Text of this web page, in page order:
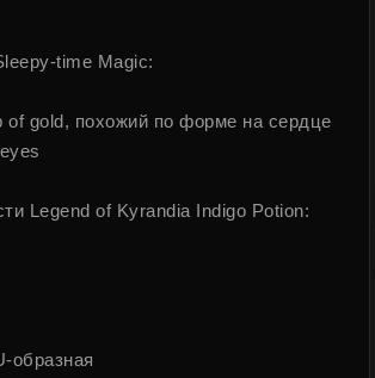
time Magic:
gold, похожий по форме на сердце
Legend of Kyrandia Indigo Potion:
образная